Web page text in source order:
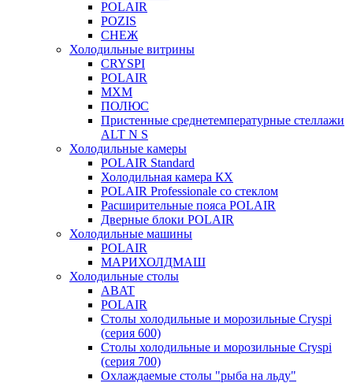
POLAIR
POZIS
СНЕЖ
Холодильные витрины
CRYSPI
POLAIR
МХМ
ПОЛЮС
Пристенные среднетемпературные стеллажи
ALT N S
Холодильные камеры
POLAIR Standard
Холодильная камера КХ
POLAIR Professionale со стеклом
Расширительные пояса POLAIR
Дверные блоки POLAIR
Холодильные машины
POLAIR
МАРИХОЛДМАШ
Холодильные столы
ABAT
POLAIR
Столы холодильные и морозильные Cryspi
(серия 600)
Столы холодильные и морозильные Cryspi
(серия 700)
Охлаждаемые столы "рыба на льду"